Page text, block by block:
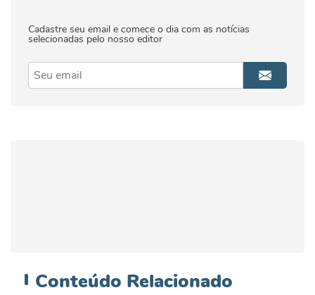
Cadastre seu email e comece o dia com as notícias
selecionadas pelo nosso editor
Conteúdo Relacionado